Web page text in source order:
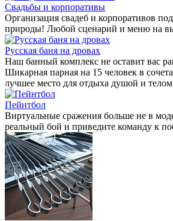
Свадьбы и корпоративы
Организация свадеб и корпоративов
природы! Любой сценарий и меню на
Русская баня на дровах
Наш банный комплекс не оставит вас
Шикарная парная на 15 человек в
лучшее место для отдыха душой и
Пейнтбол
Виртуальные сражения больше не в
реальный бой и приведите команду к